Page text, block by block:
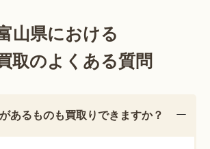
山県における
取のよくある質問
あるものも買取りできますか？